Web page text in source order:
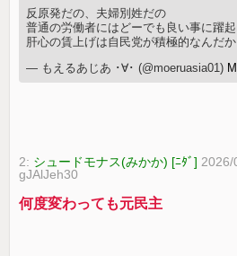
反原発だの、夫婦別姓だの
普通の労働者にはどーでも良い事に躍
肝心の賃上げは自民党が積極的なんだ
— もえるあじあ ･∀･ (@moeruasia01)
2: シュードモナス(みかか) [ﾆﾀﾞ] 2026/
gJAlJeh30
何度変わっても元民主